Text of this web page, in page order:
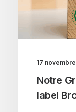
17
Notre
label